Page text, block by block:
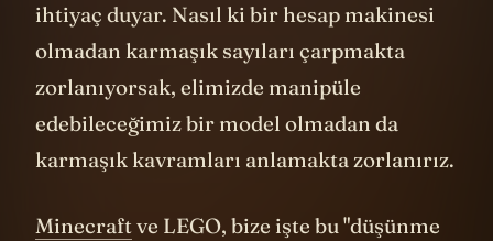
ihtiyaç duyar. Nasıl ki bir hesap makinesi
olmadan karmaşık sayıları çarpmakta
zorlanıyorsak, elimizde manipüle
edebileceğimiz bir model olmadan da
karmaşık kavramları anlamakta zorlanırız.
Minecraftve LEGO, bize işte bu "düşünme